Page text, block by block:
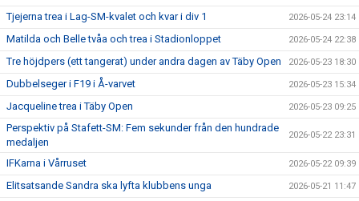
Tjejerna trea i Lag-SM-kvalet och kvar i div 1 2026-05-24 23:14
Matilda och Belle tvåa och trea i Stadionloppet 2026-05-24 22:38
Tre höjdpers (ett tangerat) under andra dagen av Täby Open 2026-05-23 18:30
Dubbelseger i F19 i Å-varvet 2026-05-23 15:34
Jacqueline trea i Täby Open 2026-05-23 09:25
Perspektiv på Stafett-SM: Fem sekunder från den hundrade
medaljen
2026-05-22 23:31
IFKarna i Vårruset 2026-05-22 09:39
Elitsatsande Sandra ska lyfta klubbens unga 2026-05-21 11:47